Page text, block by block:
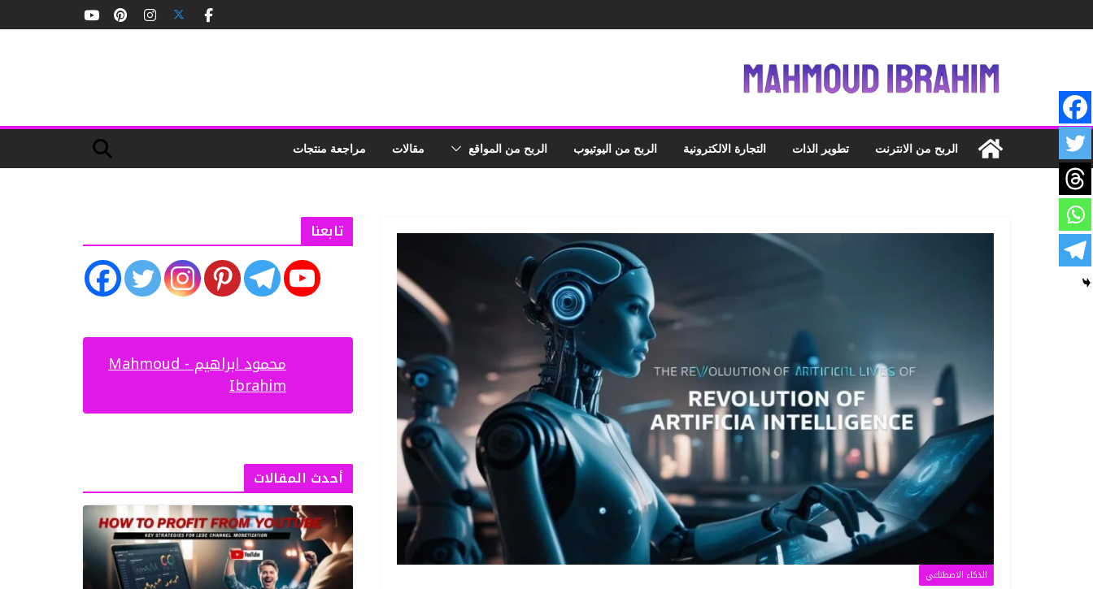
to
الربح من الانترنت تطوير الذات التجارة الالكترونية الربح من اليوتيوب الربح من المواقع مقالات مراجعة منتجات
الذكاء الاصطناعي
تابعنا
‏محمود ابراهيم - Mahmoud
Ibrahim‏
أحدث المقالات